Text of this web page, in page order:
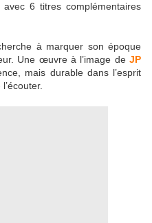
6 titres complémentaires
à marquer son époque
Une œuvre à l’image de JP
mais durable dans l’esprit